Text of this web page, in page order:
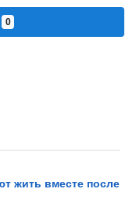
0
жить вместе после